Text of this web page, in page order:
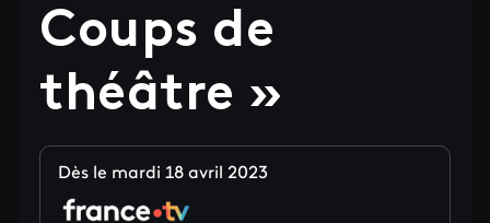
Coups de
théâtre »
Dès le mardi 18 avril 2023